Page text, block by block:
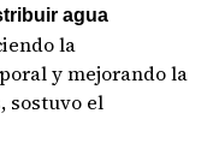
agua
la
y mejorando la
sostuvo el